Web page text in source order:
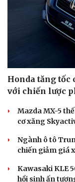
Honda tăng tốc
với chiến lược
Mazda MX-5
cơ xăng
Ngành ô tô
chiến giảm giá
Kawasaki KLE
hồi sinh ấn